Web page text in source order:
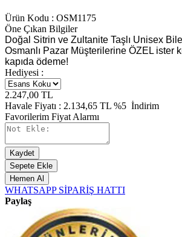
Ürün Kodu : OSM1175
Öne Çıkan Bilgiler
Doğal Sitrin ve Zultanite Taşlı Unisex
Osmanlı Pazar Müşterilerine ÖZEL ister
kapıda ödeme!
Hediyesi :
2.247,00 TL
Havale Fiyatı : 2.134,65 TL %5 İndirim
Favorilerim Fiyat Alarmı
Kaydet
Sepete Ekle
Hemen Al
WHATSAPP SİPARİŞ HATTI
Paylaş